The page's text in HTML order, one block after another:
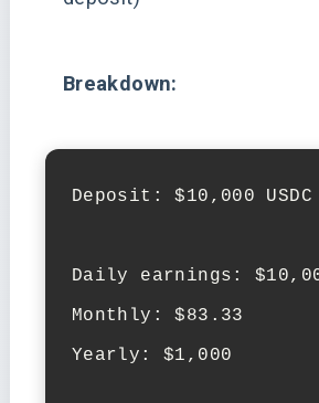
Breakdown:
Deposit: $10,000 USDC
Daily earnings:
Monthly: $83.33
Yearly: $1,000